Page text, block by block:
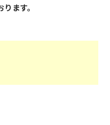
ます。